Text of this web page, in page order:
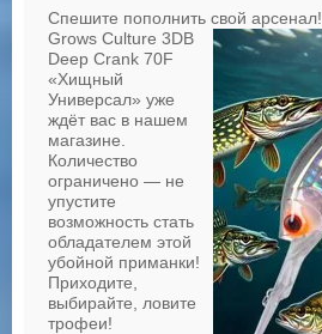
Спешите пополнить свой арсенал!
Grows Culture 3DB
Deep Crank 70F
«Хищный
Универсал» уже
ждёт вас в нашем
магазине.
Количество
ограничено — не
упустите
возможность стать
обладателем этой
убойной приманки!
Приходите,
выбирайте, ловите
трофеи!